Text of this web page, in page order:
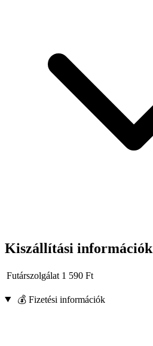
Kiszállítási információk
Futárszolgálat 1 590 Ft
💰 Fizetési információk